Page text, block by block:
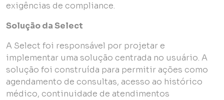
exigências de compliance.
Solução da Select
A Select foi responsável por projetar e
implementar uma solução centrada no usuário. A
solução foi construída para permitir ações como
agendamento de consultas, acesso ao histórico
médico, continuidade de atendimentos